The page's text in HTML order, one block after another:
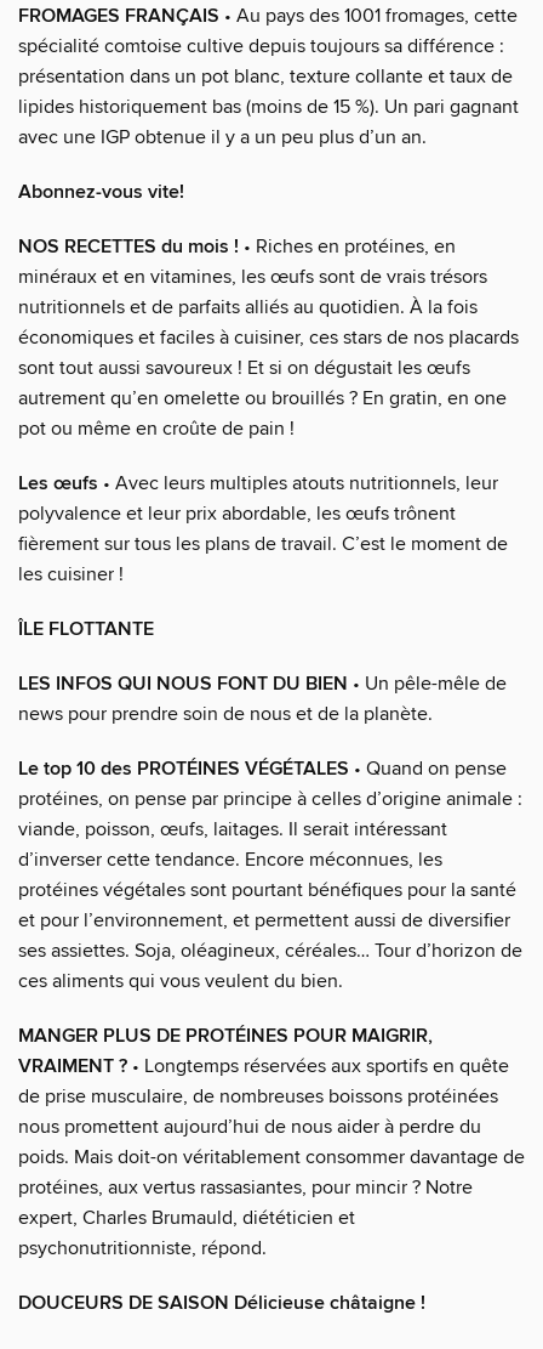
FROMAGES FRANÇAIS • Au pays des 1001 fromages, cette
spécialité comtoise cultive depuis toujours sa différence :
présentation dans un pot blanc, texture collante et taux de
lipides historiquement bas (moins de 15 %). Un pari gagnant
avec une IGP obtenue il y a un peu plus d’un an.
Abonnez-vous vite!
NOS RECETTES du mois ! • Riches en protéines, en
minéraux et en vitamines, les œufs sont de vrais trésors
nutritionnels et de parfaits alliés au quotidien. À la fois
économiques et faciles à cuisiner, ces stars de nos placards
sont tout aussi savoureux ! Et si on dégustait les œufs
autrement qu’en omelette ou brouillés ? En gratin, en one
pot ou même en croûte de pain !
Les œufs • Avec leurs multiples atouts nutritionnels, leur
polyvalence et leur prix abordable, les œufs trônent
fièrement sur tous les plans de travail. C’est le moment de
les cuisiner !
ÎLE FLOTTANTE
LES INFOS QUI NOUS FONT DU BIEN • Un pêle-mêle de
news pour prendre soin de nous et de la planète.
Le top 10 des PROTÉINES VÉGÉTALES • Quand on pense
protéines, on pense par principe à celles d’origine animale :
viande, poisson, œufs, laitages. Il serait intéressant
d’inverser cette tendance. Encore méconnues, les
protéines végétales sont pourtant bénéfiques pour la santé
et pour l’environnement, et permettent aussi de diversifier
ses assiettes. Soja, oléagineux, céréales… Tour d’horizon de
ces aliments qui vous veulent du bien.
MANGER PLUS DE PROTÉINES POUR MAIGRIR,
VRAIMENT ? • Longtemps réservées aux sportifs en quête
de prise musculaire, de nombreuses boissons protéinées
nous promettent aujourd’hui de nous aider à perdre du
poids. Mais doit-on véritablement consommer davantage de
protéines, aux vertus rassasiantes, pour mincir ? Notre
expert, Charles Brumauld, diététicien et
psychonutritionniste, répond.
DOUCEURS DE SAISON Délicieuse châtaigne !